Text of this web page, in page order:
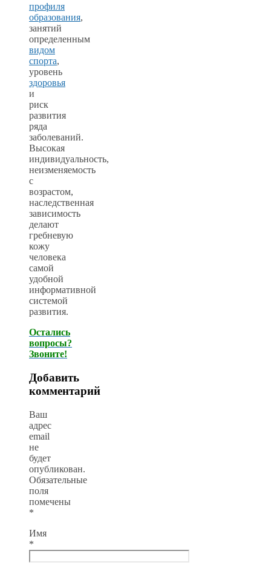
профиля
образования,
занятий
определенным
видом
спорта,
уровень
здоровья
и
риск
развития
ряда
заболеваний.
Высокая
индивидуальность,
неизменяемость
с
возрастом,
наследственная
зависимость
делают
гребневую
кожу
человека
самой
удобной
информативной
системой
развития.
Остались
вопросы?
Звоните!
Добавить
комментарий
Ваш
адрес
email
не
будет
опубликован.
Обязательные
поля
помечены
*
Имя
*